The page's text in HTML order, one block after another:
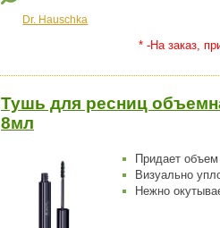
Dr. Hauschka
* -На заказ,
Тушь для ресниц
8мл
Придает
Визуально
Нежно